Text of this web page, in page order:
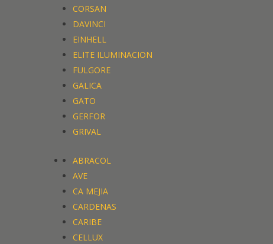
CORSAN
DAVINCI
EINHELL
ELITE ILUMINACION
FULGORE
GALICA
GATO
GERFOR
GRIVAL
ABRACOL
AVE
CA MEJIA
CARDENAS
CARIBE
CELLUX